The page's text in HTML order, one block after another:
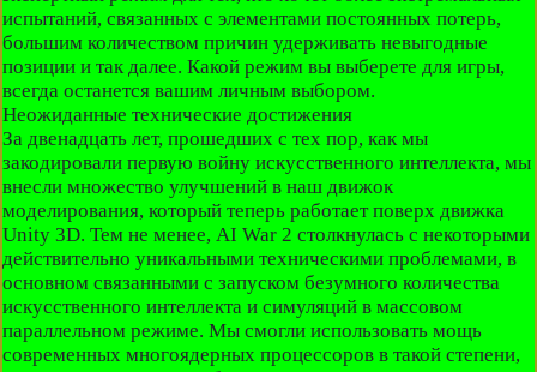
испытаний, связанных с элементами постоянных потерь,
большим количеством причин удерживать невыгодные
позиции и так далее. Какой режим вы выберете для игры,
всегда останется вашим личным выбором.
Неожиданные технические достижения
За двенадцать лет, прошедших с тех пор, как мы
закодировали первую войну искусственного интеллекта, мы
внесли множество улучшений в наш движок
моделирования, который теперь работает поверх движка
Unity 3D. Тем не менее, AI War 2 столкнулась с некоторыми
действительно уникальными техническими проблемами, в
основном связанными с запуском безумного количества
искусственного интеллекта и симуляций в массовом
параллельном режиме. Мы смогли использовать мощь
современных многоядерных процессоров в такой степени,